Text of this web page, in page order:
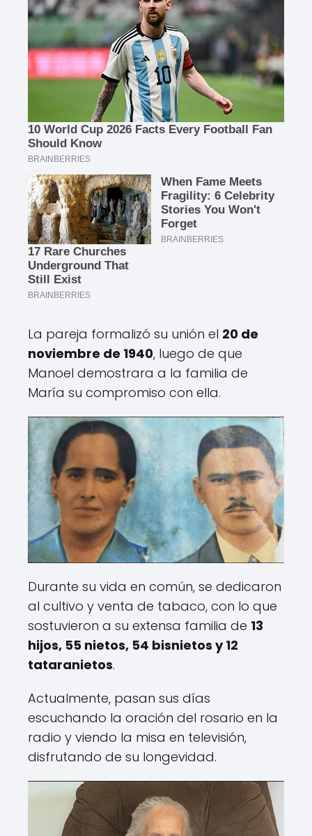
La pareja formalizó su unión el 20 de
noviembre de 1940, luego de que
Manoel demostrara a la familia de
María su compromiso con ella.
Durante su vida en común, se dedicaron
al cultivo y venta de tabaco, con lo que
sostuvieron a su extensa familia de 13
hijos, 55 nietos, 54 bisnietos y 12
tataranietos.
Actualmente, pasan sus días
escuchando la oración del rosario en la
radio y viendo la misa en televisión,
disfrutando de su longevidad.